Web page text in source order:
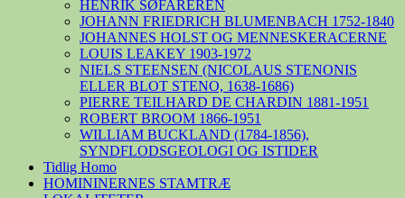
HENRIK SØFAREREN
JOHANN FRIEDRICH BLUMENBACH 1752-1840
JOHANNES HOLST OG MENNESKERACERNE
LOUIS LEAKEY 1903-1972
NIELS STEENSEN (NICOLAUS STENONIS
ELLER BLOT STENO, 1638-1686)
PIERRE TEILHARD DE CHARDIN 1881-1951
ROBERT BROOM 1866-1951
WILLIAM BUCKLAND (1784-1856),
SYNDFLODSGEOLOGI OG ISTIDER
Tidlig Homo
HOMININERNES STAMTRÆ